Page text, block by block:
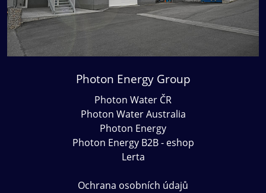
Photon Energy Group
Photon Water ČR
Photon Water Australia
Photon Energy
Photon Energy B2B - eshop
Lerta
Ochrana osobních údajů